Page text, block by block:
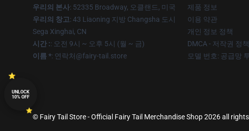
우리의 본사: 52335 Broadway, 오클랜드, 미국
우리의 창고: 43 Liaoning 지방 Changsha 도시
Sega Xinghai, CN
시간 :: 오전 9시 ~ 오후 5시 (월 ~ 금)
이름 *: 연락처@fairy-tail.store
제품 정보
이용 약관
개인 정보 정책
DMCA - 저작권 정책
모델 번호: 공급망
© Fairy Tail Store - Official Fairy Tail Merchandise Shop 2026 all
UNLOCK
10% OFF